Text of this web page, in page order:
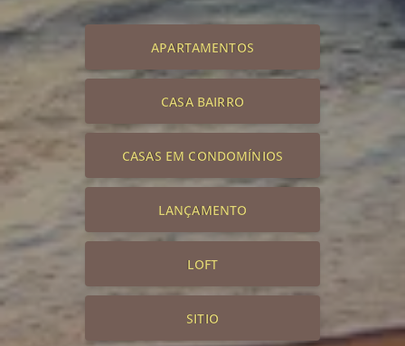
APARTAMENTOS
CASA BAIRRO
CASAS EM CONDOMÍNIOS
LANÇAMENTO
LOFT
SITIO